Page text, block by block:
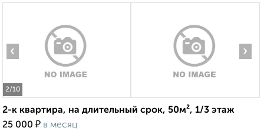
2/10
‹ ›
2-к квартира, на длительный срок, 50м², 1/3 этаж
25 000 ₽ в месяц